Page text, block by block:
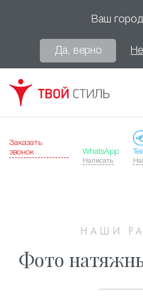
Ваш город
Да, верно
Заказать
звонок
WhatsApp
Написать
НАШИ
Фото